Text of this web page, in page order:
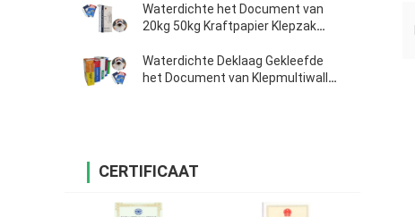
Zakkenbloem de Verpakkende
Zakken
Waterdichte het Document van
20kg 50kg Kraftpapier Klepzak
Waterdichte Deklaag Gekleefde
het Document van Klepmultiwall
CERTIFICAAT